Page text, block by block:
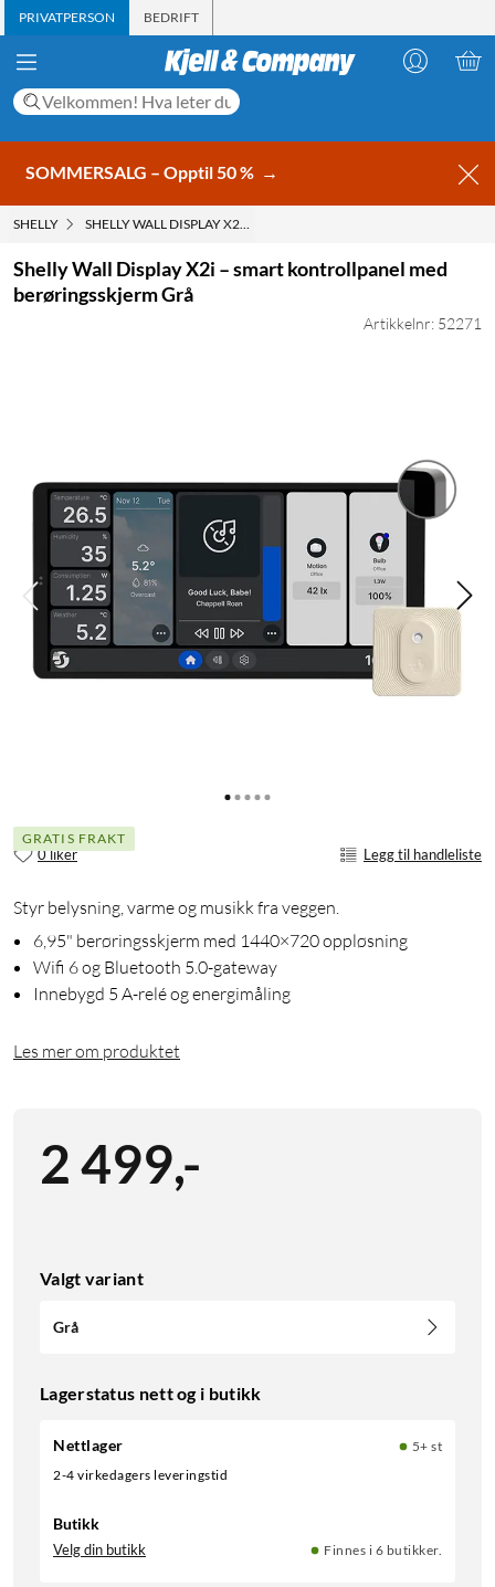
PRIVATPERSON BEDRIFT
SOMMERSALG – Opptil 50 % →
SHELLY SHELLY WALL DISPLAY X2I – SMART KONTROLLPANEL MED
Shelly Wall Display X2i – smart kontrollpanel med
berøringsskjerm Grå
Artikkelnr: 52271
GRATIS FRAKT
0 liker Legg til handleliste
Styr belysning, varme og musikk fra veggen.
6,95" berøringsskjerm med 1440×720 oppløsning
Wifi 6 og Bluetooth 5.0-gateway
Innebygd 5 A-relé og energimåling
Les mer om produktet
2 499,-
Valgt variant
Grå
Lagerstatus nett og i butikk
Nettlager
5+ st
2-4 virkedagers leveringstid
Butikk
Velg din butikk Finnes i 6 butikker.